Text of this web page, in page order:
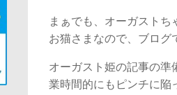
まぁでも、オーガスト
お猫さまなので、ブログ
オーガスト姫の記事の準
業時間的にもピンチに陥